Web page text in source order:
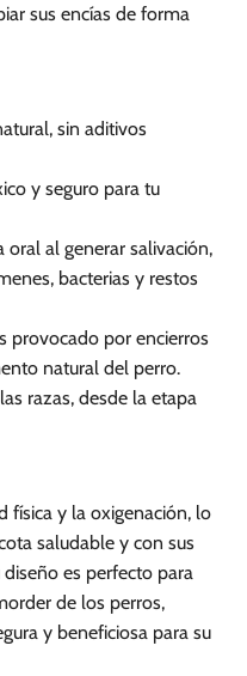
sus encías de forma
sin aditivos
y seguro para tu
oral al generar salivación,
bacterias y restos
provocado por encierros
natural del perro.
razas, desde la etapa
física y la oxigenación, lo
saludable y con sus
es perfecto para
de los perros,
y beneficiosa para su